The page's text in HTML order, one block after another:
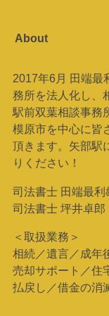
About
2017年6月 田端最
務所を法人化し、
駅前双葉相談事務
模原市を中心に皆
頂きます。矢部駅
りください！
司法書士 田端最利
司法書士 坪井卓郎
＜取扱業務＞
相続／遺言／成年
売却サポート／住
払戻し／借金の消